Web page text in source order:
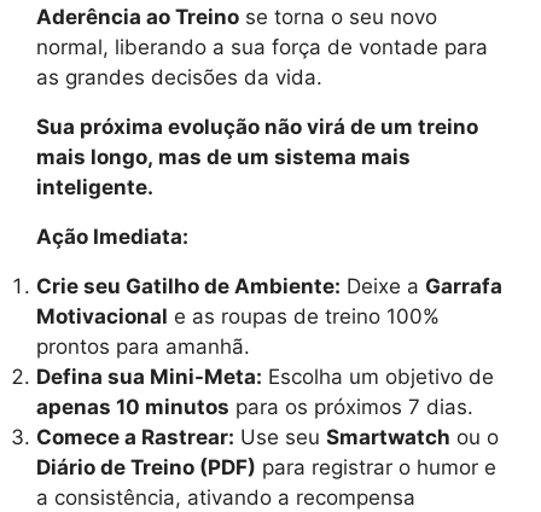
Aderência ao Treino se torna o seu novo
normal, liberando a sua força de vontade para
as grandes decisões da vida.
Sua próxima evolução não virá de um treino
mais longo, mas de um sistema mais
inteligente.
Ação Imediata:
Crie seu Gatilho de Ambiente: Deixe a Garrafa
Motivacional e as roupas de treino 100%
prontos para amanhã.
Defina sua Mini-Meta: Escolha um objetivo de
apenas 10 minutos para os próximos 7 dias.
Comece a Rastrear: Use seu Smartwatch ou o
Diário de Treino (PDF) para registrar o humor e
a consistência, ativando a recompensa